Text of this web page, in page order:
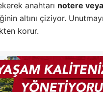
anahtarı notere
altını çiziyor.
korur.